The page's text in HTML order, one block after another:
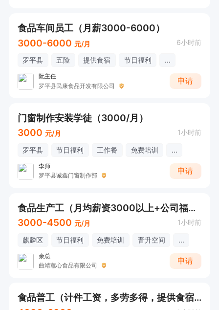
食品车间员工（月薪3000-6000）
3000-6000 元/月 6小时前
罗平县 五险 提供食宿 节日福利 ...
阮主任
罗平县民康食品开发有限公司
申请
门窗制作安装学徒（3000/月）
3000 元/月 1小时前
罗平县 节日福利 工作餐 免费培训 ...
李师
罗平县诚鑫门窗制作部
申请
食品生产工（月均薪资3000以上+公司福利）
3000-4500 元/月 1小时前
麒麟区 节日福利 免费培训 晋升空间 ...
余总
曲靖蕙心食品有限公司
申请
食品普工（计件工资，多劳多得，提供食宿）